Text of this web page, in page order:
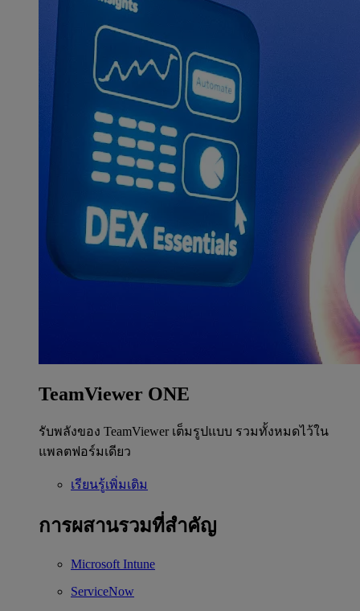
TeamViewer ONE
รับพลังของ TeamViewer เต็มรูปแบบ รวมทั้งหมดไว้ใน
แพลตฟอร์มเดียว
เรียนรู้เพิ่มเติม
การผสานรวมที่สำคัญ
Microsoft Intune
ServiceNow